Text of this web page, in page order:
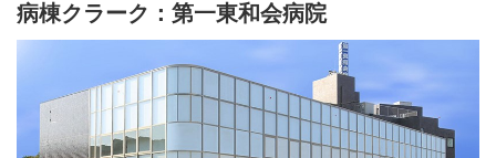
病棟クラーク：第一東和会病院